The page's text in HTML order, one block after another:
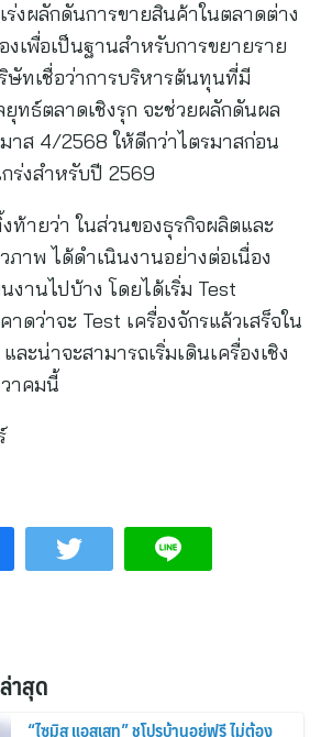
ร่งผลักดันการขายสินค้าในตลาดต่าง
งเพื่อเป็นฐานสำหรับการขยายราย
ษัทเชื่อว่าการบริหารต้นทุนที่มี
ทธ์ตลาดเชิงรุก จะช่วยผลักดันผล
าส 4/2568 ให้ดีกว่าไตรมาสก่อน
ร่งสำหรับปี 2569
ท้ายว่า ในส่วนของธุรกิจผลิตและ
ภาพ ได้ดำเนินงานอย่างต่อเนื่อง
งานไปบ้าง โดยได้เริ่ม Test
าดว่าจะ Test เครื่องจักรแล้วเสร็จใน
ะน่าจะสามารถเริ่มเดินเครื่องเชิง
าคมนี้
าสุด
“ไซมิส แอสเสท” ชูโปรบ้านอยู่ฟรี ไม่ต้อง